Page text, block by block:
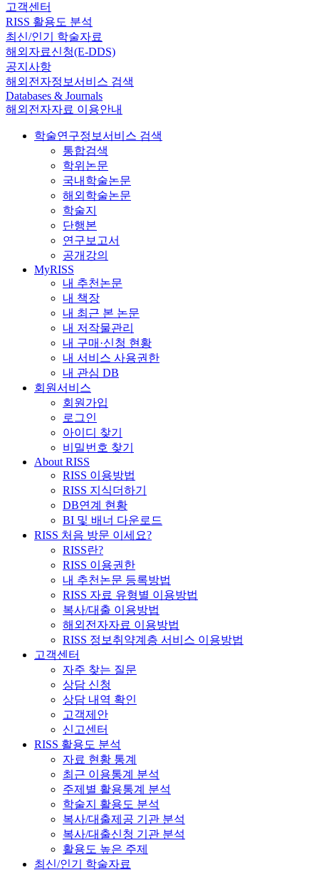
고객센터
RISS 활용도 분석
최신/인기 학술자료
해외자료신청(E-DDS)
공지사항
해외전자정보서비스 검색
Databases & Journals
해외전자자료 이용안내
학술연구정보서비스 검색
통합검색
학위논문
국내학술논문
해외학술논문
학술지
단행본
연구보고서
공개강의
MyRISS
내 추천논문
내 책장
내 최근 본 논문
내 저작물관리
내 구매·신청 현황
내 서비스 사용권한
내 관심 DB
회원서비스
회원가입
로그인
아이디 찾기
비밀번호 찾기
About RISS
RISS 이용방법
RISS 지식더하기
DB연계 현황
BI 및 배너 다운로드
RISS 처음 방문 이세요?
RISS란?
RISS 이용권한
내 추천논문 등록방법
RISS 자료 유형별 이용방법
복사/대출 이용방법
해외전자자료 이용방법
RISS 정보취약계층 서비스 이용방법
고객센터
자주 찾는 질문
상담 신청
상담 내역 확인
고객제안
신고센터
RISS 활용도 분석
자료 현황 통계
최근 이용통계 분석
주제별 활용통계 분석
학술지 활용도 분석
복사/대출제공 기관 분석
복사/대출신청 기관 분석
활용도 높은 주제
최신/인기 학술자료